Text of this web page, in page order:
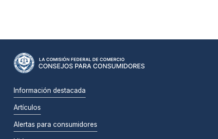
Información destacada
Artículos
Alertas para consumidores